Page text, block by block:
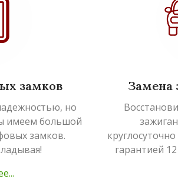
замков
но
имеем большой
замков.
Замена
гарантией